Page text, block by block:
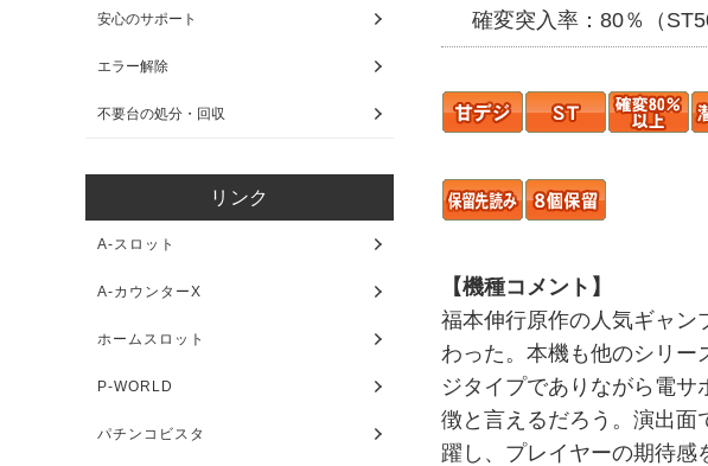
確変突入率：80％（
【機種コメント】
福本伸行原作の人気ギャン
わった。本機も他のシリ
ジタイプでありながら電
徴と言えるだろう。演出面
躍し、プレイヤーの期待感
安心のサポート
エラー解除
不要台の処分・回収
リンク
A-スロット
A-カウンターX
ホームスロット
P-WORLD
パチンコビスタ